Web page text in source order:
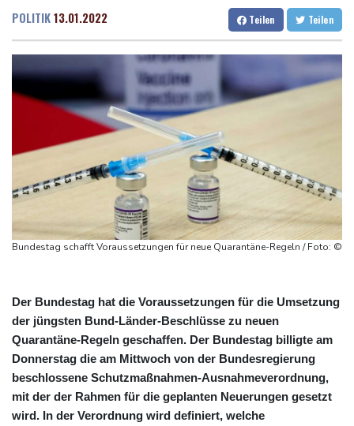
Dresden
Wien
23 °C
Baden-Baden
15 °C
76-jähriger Landwirt in Nordrhein-Westfalen von Traktor
Nach Tod von 37-Jähriger in Hessen: Tatverdächtiger wieder auf
freiem Fuß
Deutschlands Exporte im Juni leicht gestiegen
Ungenügender Schutz von Kindern: Meta muss in den USA 567
Millionen Dollar zahlen
Argentinien: Polizei geht mit Tränengas und Gummigeschossen
gegen Proteste vor
WNBA: Toronto bleibt trotz starker Sabally in der Krise
POLITIK13.01.2022 Teilen Teilen
Bundestag schafft Voraussetzungen für neue Quarantäne-Regeln / Foto: ©
Der Bundestag hat die Voraussetzungen für die Umsetzung
der jüngsten Bund-Länder-Beschlüsse zu neuen
Quarantäne-Regeln geschaffen. Der Bundestag billigte am
Donnerstag die am Mittwoch von der Bundesregierung
beschlossene Schutzmaßnahmen-Ausnahmeverordnung,
mit der der Rahmen für die geplanten Neuerungen gesetzt
wird. In der Verordnung wird definiert, welche